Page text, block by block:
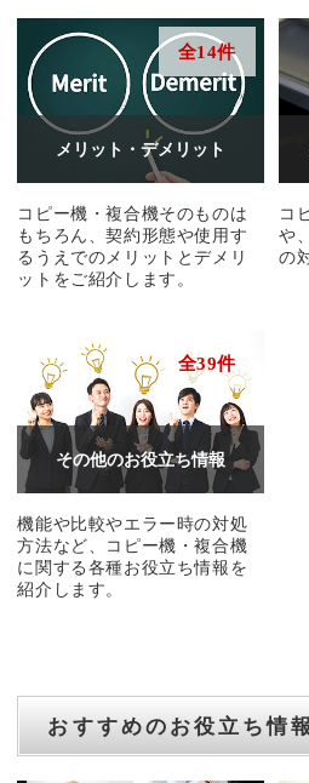
全14件
メリット・デメリット
コピー機・複合機そのものは
もちろん、契約形態や使用す
るうえでのメリットとデメリ
ットをご紹介します。
コ
や
の
全39件
その他のお役立ち情報
機能や比較やエラー時の対処
方法など、コピー機・複合機
に関する各種お役立ち情報を
紹介します。
おすすめのお役立ち情報